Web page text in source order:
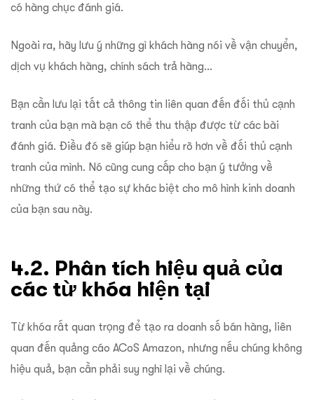
có hàng chục đánh giá.
Ngoài ra, hãy lưu ý những gì khách hàng nói về vận chuyển,
dịch vụ khách hàng, chính sách trả hàng…
Bạn cần lưu lại tất cả thông tin liên quan đến đối thủ cạnh
tranh của bạn mà bạn có thể thu thập được từ các bài
đánh giá. Điều đó sẽ giúp bạn hiểu rõ hơn về đối thủ cạnh
tranh của mình. Nó cũng cung cấp cho bạn ý tưởng về
những thứ có thể tạo sự khác biệt cho mô hình kinh doanh
của bạn sau này.
4.2. Phân tích hiệu quả của
các từ khóa hiện tại
Từ khóa rất quan trọng để tạo ra doanh số bán hàng, liên
quan đến quảng cáo ACoS Amazon, nhưng nếu chúng không
hiệu quả, bạn cần phải suy nghĩ lại về chúng.